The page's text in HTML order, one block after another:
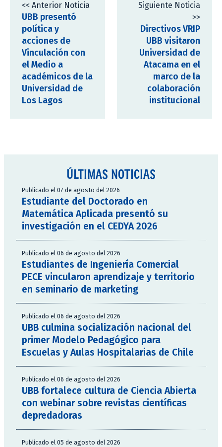
<< Anterior Noticia
UBB presentó
política y
acciones de
Vinculación con
el Medio a
académicos de la
Universidad de
Los Lagos
Siguiente Noticia
>>
Directivos VRIP
UBB visitaron
Universidad de
Atacama en el
marco de la
colaboración
institucional
ÚLTIMAS NOTICIAS
Publicado el 07 de agosto del 2026
Estudiante del Doctorado en
Matemática Aplicada presentó su
investigación en el CEDYA 2026
Publicado el 06 de agosto del 2026
Estudiantes de Ingeniería Comercial
PECE vincularon aprendizaje y territorio
en seminario de marketing
Publicado el 06 de agosto del 2026
UBB culmina socialización nacional del
primer Modelo Pedagógico para
Escuelas y Aulas Hospitalarias de Chile
Publicado el 06 de agosto del 2026
UBB fortalece cultura de Ciencia Abierta
con webinar sobre revistas científicas
depredadoras
Publicado el 05 de agosto del 2026